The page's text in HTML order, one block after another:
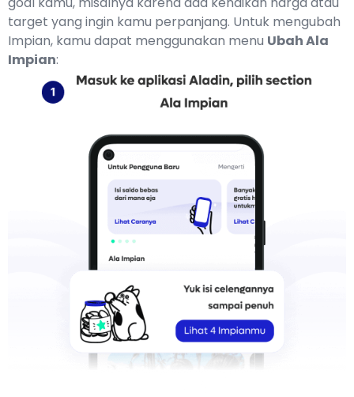
target yang ingin kamu perpanjang. Untuk mengubah
Impian, kamu dapat menggunakan menu Ubah Ala
Impian: